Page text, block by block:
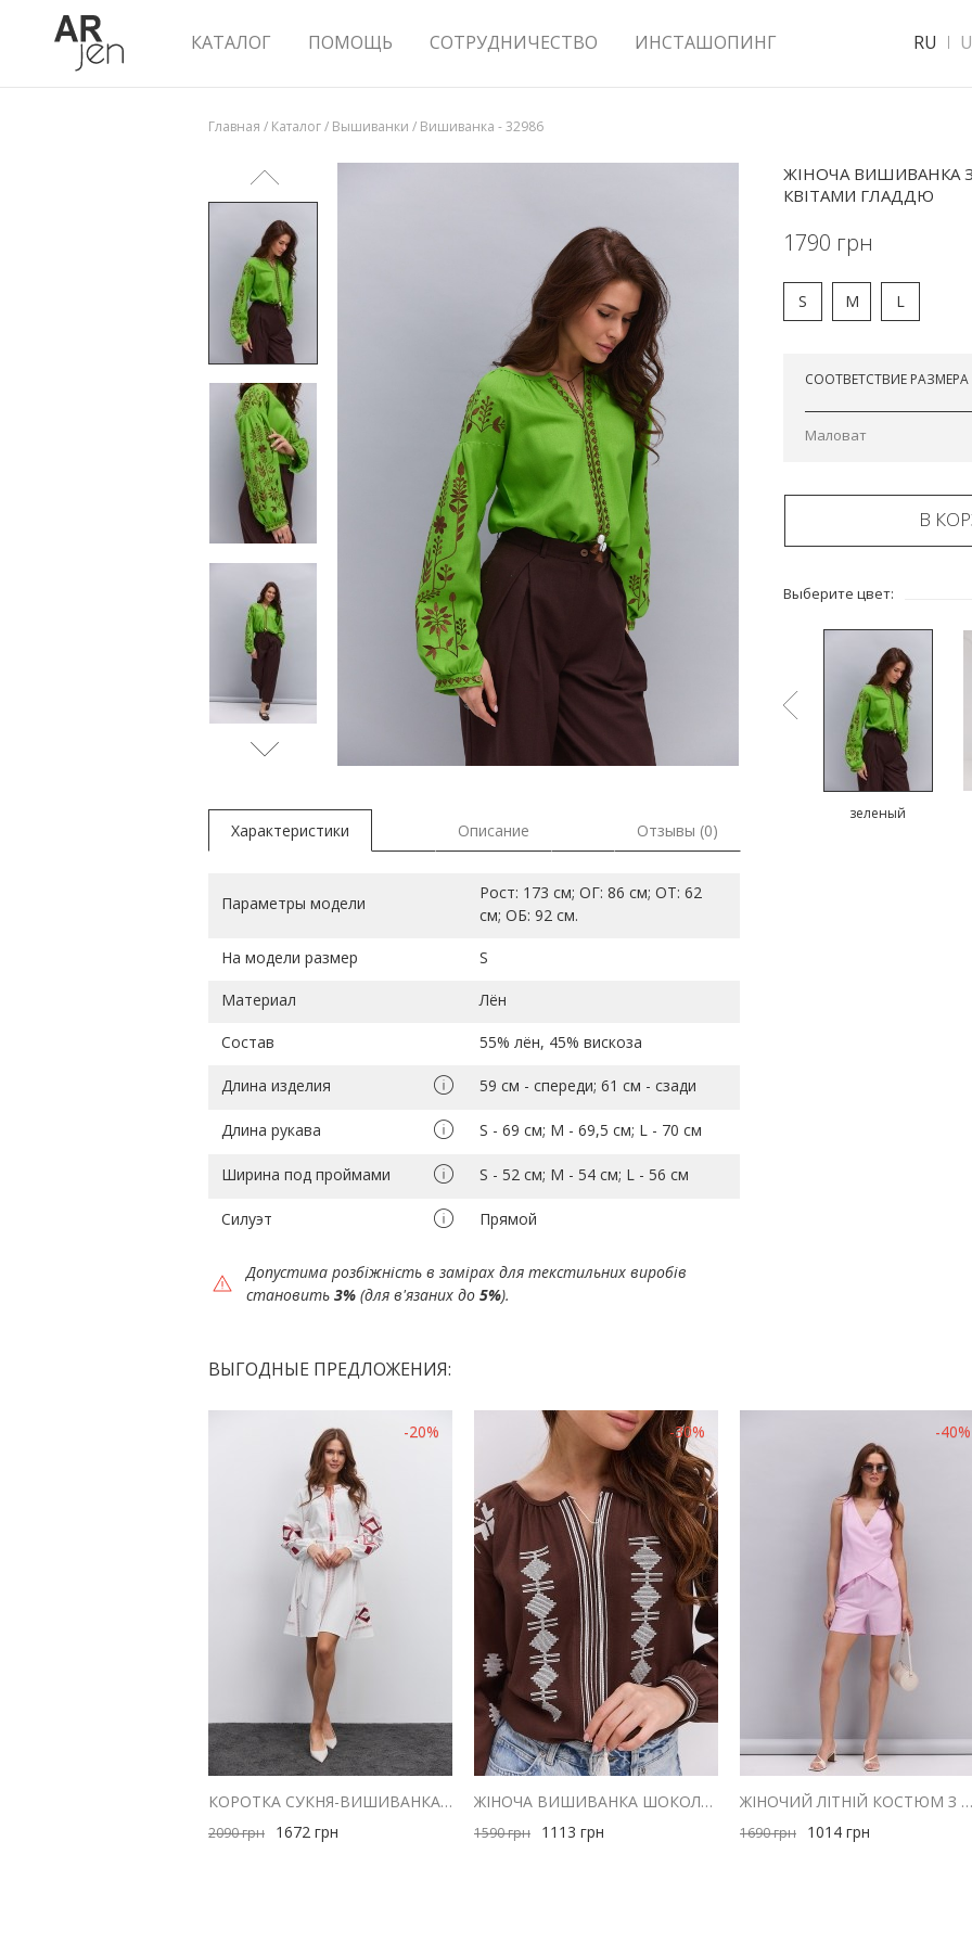
КАТАЛОГ ПОМОЩЬ СОТРУДНИЧЕСТВО ИНСТАШОПИНГ RU
Главная / Каталог/ Вышиванки / Вишиванка - 32986
ЖІНОЧА ВИШИВАНКА
КВІТАМИ ГЛАДДЮ
1790 грн
S M L
СООТВЕТСТВИЕ РАЗМЕРА
Маловат
В
Выберите цвет:
зеленый
Характеристики Описание Отзывы (0)
Параметры модели
Рост: 173 см; ОГ: 86 см; ОТ: 62
см; ОБ: 92 см.
На модели размер S
Материал Лён
Состав 55% лён, 45% вискоза
Длина изделия 59 см - спереди; 61 см - сзади
Длина рукава S - 69 см; M - 69,5 см; L - 70 см
Ширина под проймами S - 52 см; M - 54 см; L - 56 см
Силуэт Прямой
Допустима розбіжність в замірах для текстильних виробів
становить 3% (для в'язаних до 5%).
ВЫГОДНЫЕ ПРЕДЛОЖЕНИЯ:
-20%
КОРОТКА СУКНЯ-ВИШИВАНКА МОЛОЧНА З ЧЕРВОНОЮ ГЕОМЕТРІЄЮ ГЛАДДЮ
2090грн 1672 грн
-30%
ЖІНОЧА ВИШИВАНКА ШОКОЛАДНА З МОЛОЧНОЮ ГЕОМЕТРІЄЮ ГЛАДДЮ
1590грн 1113 грн
-40%
ЖІНОЧИЙ ЛІТНІЙ КОСТЮМ З ШОРТАМИ І ЖИЛЕТОМ З ЛЬОНУ РОЖЕВИЙ
1690грн 1014 грн